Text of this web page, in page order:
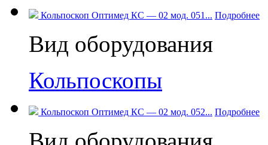
Кольпоскоп Оптимед КС — 02 мод. 051... Подробнее
Вид оборудования
Кольпоскопы
Кольпоскоп Оптимед КС — 02 мод. 052... Подробнее